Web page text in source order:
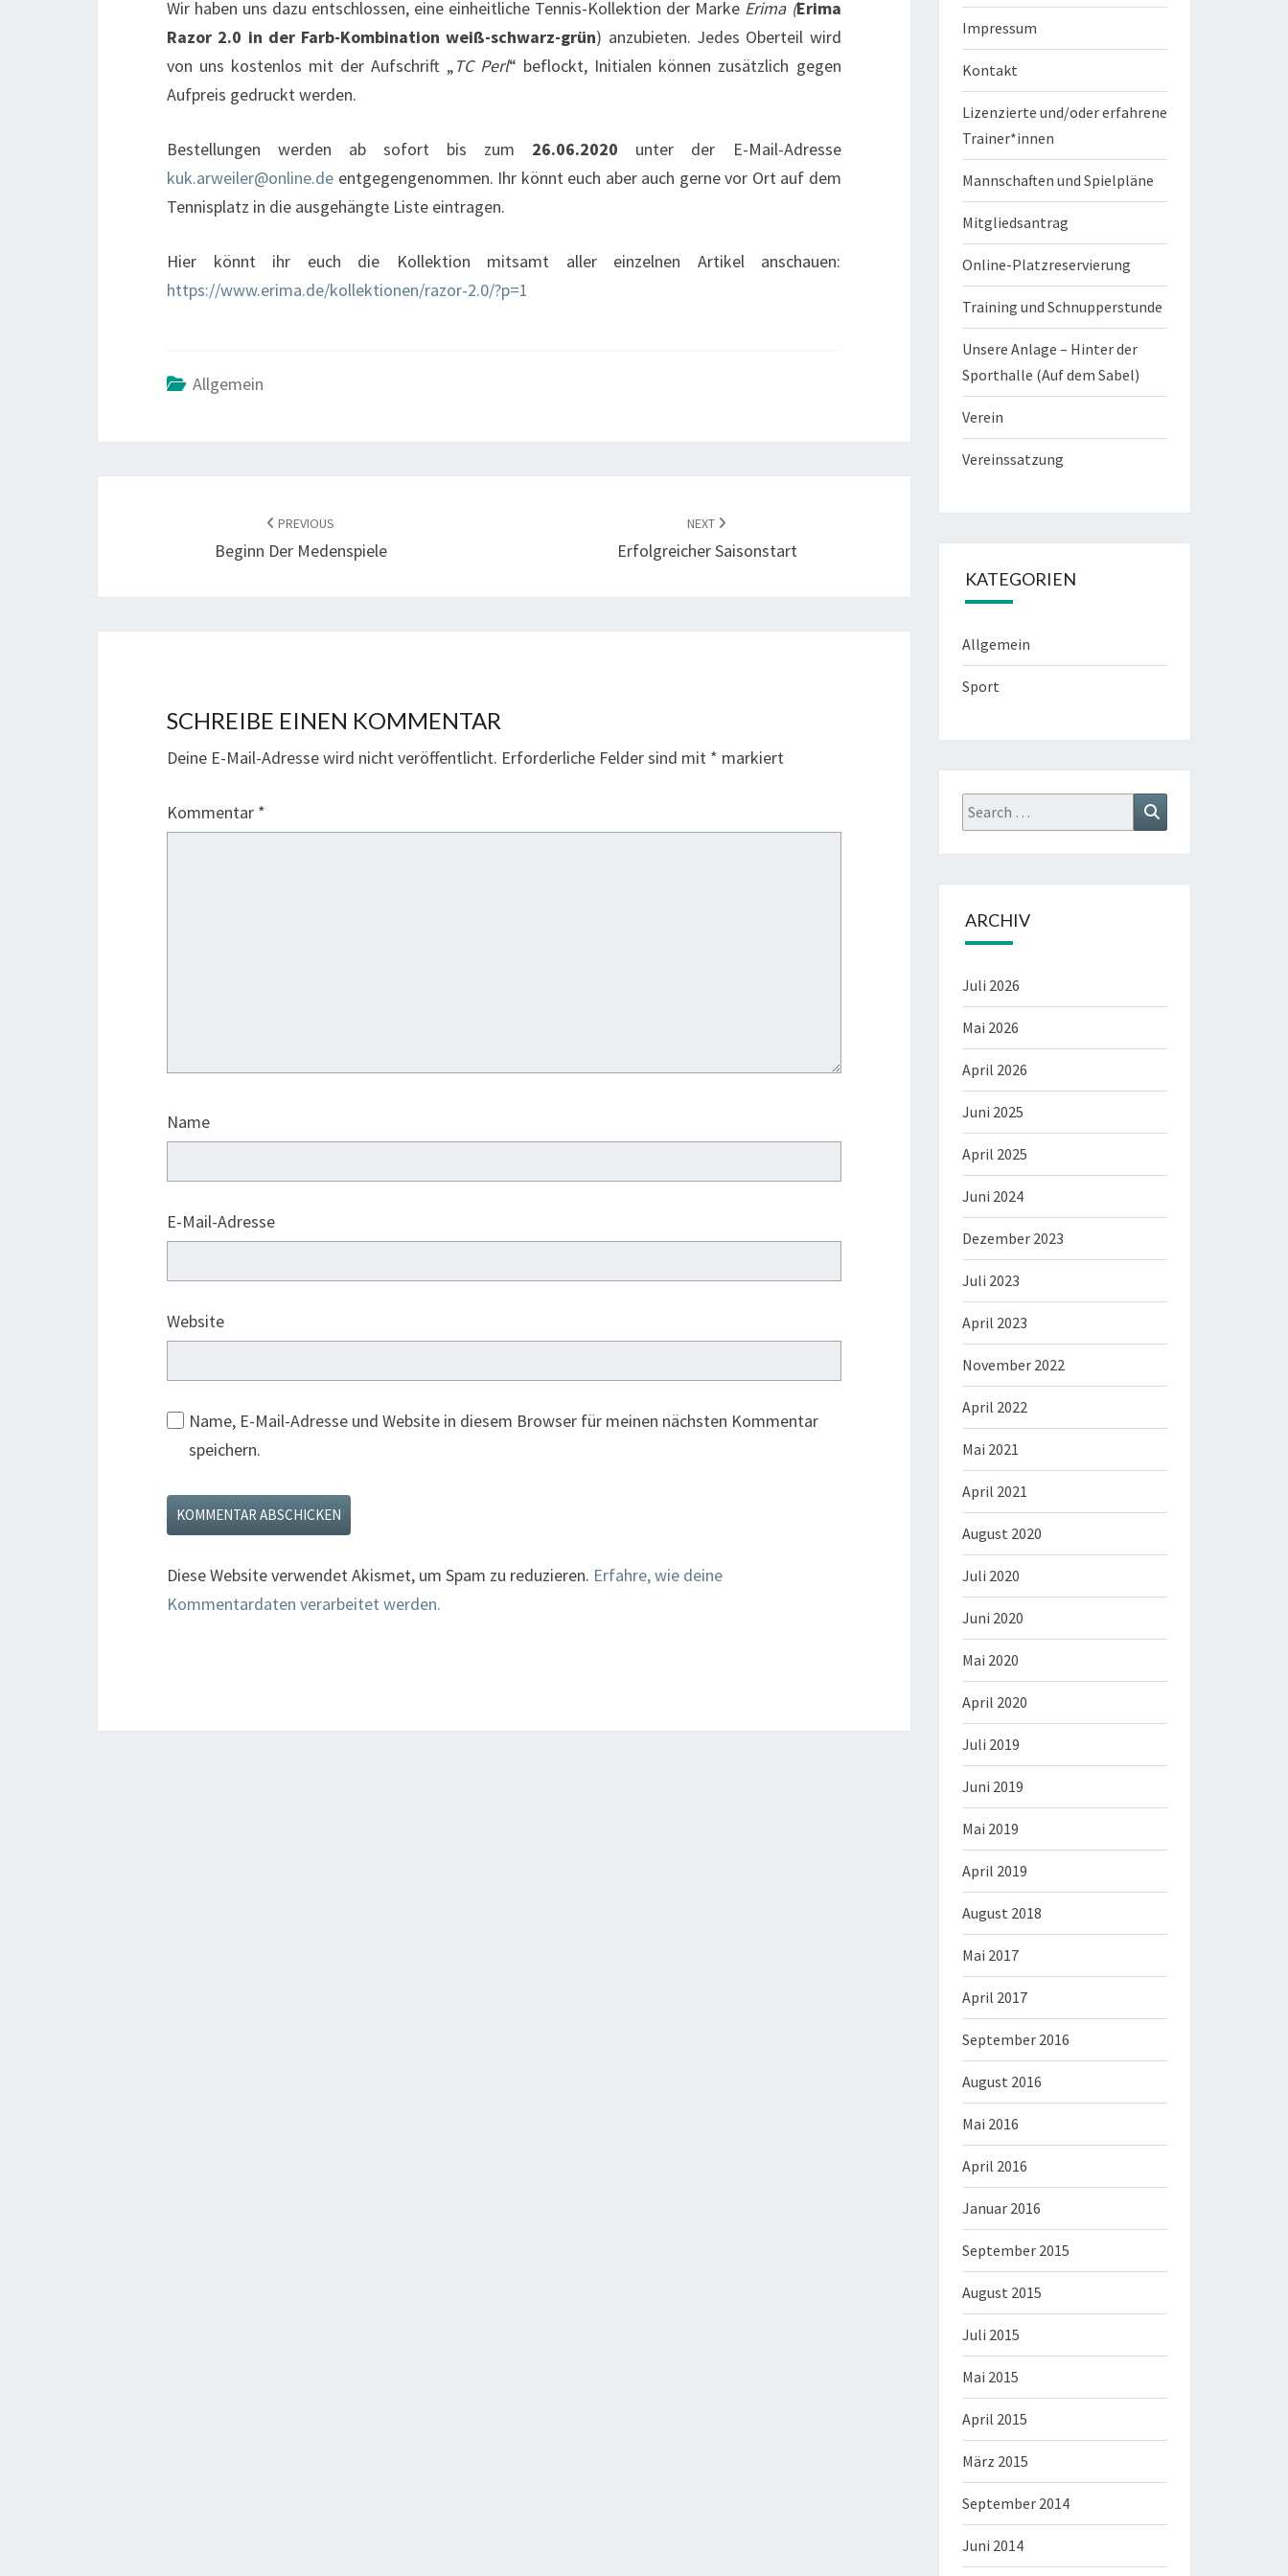
Wir haben uns dazu entschlossen, eine einheitliche Tennis-Kollektion der Marke Erima (Erima
Razor 2.0 in der Farb-Kombination weiß-schwarz-grün) anzubieten. Jedes Oberteil wird
von uns kostenlos mit der Aufschrift „TC Perl“ beflockt, Initialen können zusätzlich gegen
Aufpreis gedruckt werden.
Bestellungen werden ab sofort bis zum 26.06.2020 unter der E-Mail-Adresse
kuk.arweiler@online.de entgegengenommen. Ihr könnt euch aber auch gerne vor Ort auf dem
Tennisplatz in die ausgehängte Liste eintragen.
Hier könnt ihr euch die Kollektion mitsamt aller einzelnen Artikel anschauen:
https://www.erima.de/kollektionen/razor-2.0/?p=1
Allgemein
NAVIGATION PREVIOUS
Beginn Der Medenspiele
NEXT
Erfolgreicher Saisonstart
SCHREIBE EINEN KOMMENTAR
Deine E-Mail-Adresse wird nicht veröffentlicht. Erforderliche Felder sind mit * markiert
Kommentar *
Name
E-Mail-Adresse
Website
Name, E-Mail-Adresse und Website in diesem Browser für meinen nächsten Kommentar
speichern.
Diese Website verwendet Akismet, um Spam zu reduzieren. Erfahre, wie deine
Kommentardaten verarbeitet werden.
Impressum
Kontakt
Lizenzierte und/oder erfahrene
Trainer*innen
Mannschaften und Spielpläne
Mitgliedsantrag
Online-Platzreservierung
Training und Schnupperstunde
Unsere Anlage – Hinter der
Sporthalle (Auf dem Sabel)
Verein
Vereinssatzung
KATEGORIEN
Allgemein
Sport
Search
for:
ARCHIV
Juli 2026
Mai 2026
April 2026
Juni 2025
April 2025
Juni 2024
Dezember 2023
Juli 2023
April 2023
November 2022
April 2022
Mai 2021
April 2021
August 2020
Juli 2020
Juni 2020
Mai 2020
April 2020
Juli 2019
Juni 2019
Mai 2019
April 2019
August 2018
Mai 2017
April 2017
September 2016
August 2016
Mai 2016
April 2016
Januar 2016
September 2015
August 2015
Juli 2015
Mai 2015
April 2015
März 2015
September 2014
Juni 2014